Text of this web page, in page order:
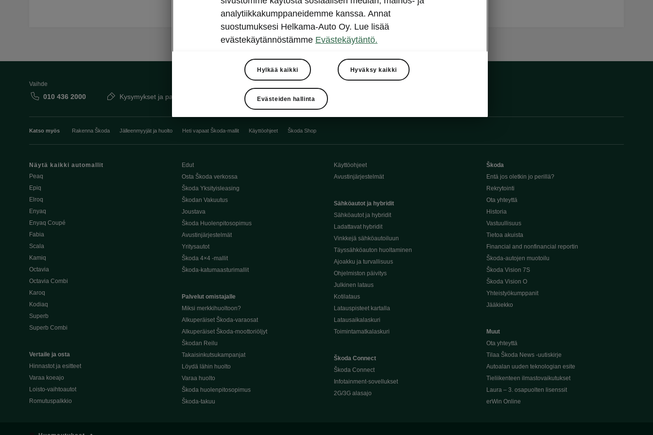
Vaihde
010 436 2000 Kysymykset ja palaute
Katso myös Rakenna Škoda Jälleenmyyjät ja huolto Heti vapaat Škoda-mallit Käyttöohjeet Škoda Shop
Näytä kaikki automallit
Peaq
Epiq
Elroq
Enyaq
Enyaq Coupé
Fabia
Scala
Kamiq
Octavia
Octavia Combi
Karoq
Kodiaq
Superb
Superb Combi
Vertaile ja osta
Hinnastot ja esitteet
Varaa koeajo
Loisto-vaihtoautot
Romutuspalkkio
Edut
Osta Škoda verkossa
Škoda Yksityisleasing
Škodan Vakuutus
Joustava
Škoda Huolenpitosopimus
Avustinjärjestelmät
Yritysautot
Škoda 4×4 -mallit
Škoda-katumaasturimallit
Palvelut omistajalle
Miksi merkkihuoltoon?
Alkuperäiset Škoda-varaosat
Alkuperäiset Škoda-moottoriöljyt
Škodan Reilu
Takaisinkutsukampanjat
Löydä lähin huolto
Varaa huolto
Škoda huolenpitosopimus
Škoda-takuu
Käyttöohjeet
Avustinjärjestelmät
Sähköautot ja hybridit
Sähköautot ja hybridit
Ladattavat hybridit
Vinkkejä sähköautoiluun
Täyssähköauton huoltaminen
Ajoakku ja turvallisuus
Ohjelmiston päivitys
Julkinen lataus
Kotilataus
Latauspisteet kartalla
Latausaikalaskuri
Toimintamatkalaskuri
Škoda Connect
Škoda Connect
Infotainment-sovellukset
2G/3G alasajo
Škoda
Entä jos oletkin jo perillä?
Rekrytointi
Ota yhteyttä
Historia
Vastuullisuus
Tietoa akuista
Financial and nonfinancial reportin
Škoda-autojen muotoilu
Škoda Vision 7S
Škoda Vision O
Yhteistyökumppanit
Jääkiekko
Muut
Ota yhteyttä
Tilaa Škoda News -uutiskirje
Autoalan uuden teknologian esite
Tieliikenteen ilmastovaikutukset
Laura – 3. osapuolten lisenssit
erWin Online
analytiikkakumppaneidemme kanssa. Annat
suostumuksesi Helkama-Auto Oy. Lue lisää
evästekäytännöstämme Evästekäytäntö.
Hylkää kaikki Hyväksy kaikki
Evästeiden hallinta